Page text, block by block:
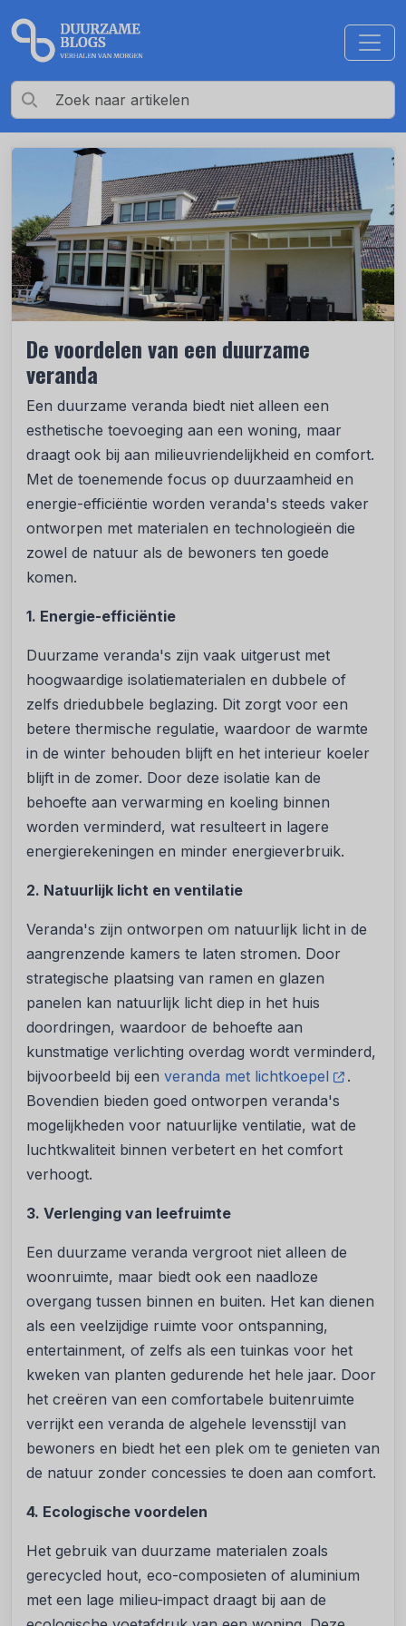
De voordelen van een duurzame
veranda
Een duurzame veranda biedt niet alleen een
esthetische toevoeging aan een woning, maar
draagt ook bij aan milieuvriendelijkheid en comfort.
Met de toenemende focus op duurzaamheid en
energie-efficiëntie worden veranda's steeds vaker
ontworpen met materialen en technologieën die
zowel de natuur als de bewoners ten goede
komen.
1. Energie-efficiëntie
Duurzame veranda's zijn vaak uitgerust met
hoogwaardige isolatiematerialen en dubbele of
zelfs driedubbele beglazing. Dit zorgt voor een
betere thermische regulatie, waardoor de warmte
in de winter behouden blijft en het interieur koeler
blijft in de zomer. Door deze isolatie kan de
behoefte aan verwarming en koeling binnen
worden verminderd, wat resulteert in lagere
energierekeningen en minder energieverbruik.
2. Natuurlijk licht en ventilatie
Veranda's zijn ontworpen om natuurlijk licht in de
aangrenzende kamers te laten stromen. Door
strategische plaatsing van ramen en glazen
panelen kan natuurlijk licht diep in het huis
doordringen, waardoor de behoefte aan
kunstmatige verlichting overdag wordt verminderd,
bijvoorbeeld bij een veranda met lichtkoepel
.
Bovendien bieden goed ontworpen veranda's
mogelijkheden voor natuurlijke ventilatie, wat de
luchtkwaliteit binnen verbetert en het comfort
verhoogt.
3. Verlenging van leefruimte
Een duurzame veranda vergroot niet alleen de
woonruimte, maar biedt ook een naadloze
overgang tussen binnen en buiten. Het kan dienen
als een veelzijdige ruimte voor ontspanning,
entertainment, of zelfs als een tuinkas voor het
kweken van planten gedurende het hele jaar. Door
het creëren van een comfortabele buitenruimte
verrijkt een veranda de algehele levensstijl van
bewoners en biedt het een plek om te genieten van
de natuur zonder concessies te doen aan comfort.
4. Ecologische voordelen
Het gebruik van duurzame materialen zoals
gerecycled hout, eco-composieten of aluminium
met een lage milieu-impact draagt bij aan de